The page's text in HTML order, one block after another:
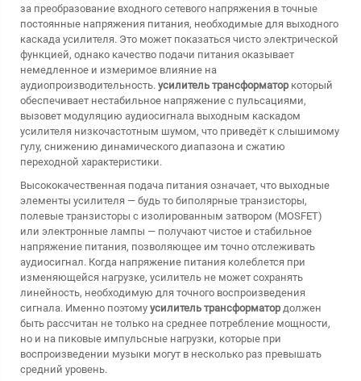
за преобразование входного сетевого напряжения в точные
постоянные напряжения питания, необходимые для выходного
каскада усилителя. Это может показаться чисто электрической
функцией, однако качество подачи питания оказывает
немедленное и измеримое влияние на
аудиопроизводительность. усилитель трансформатор который
обеспечивает нестабильное напряжение с пульсациями,
вызовет модуляцию аудиосигнала выходным каскадом
усилителя низкочастотным шумом, что приведёт к слышимому
гулу, снижению динамического диапазона и сжатию
переходной характеристики.
Высококачественная подача питания означает, что выходные
элементы усилителя — будь то биполярные транзисторы,
полевые транзисторы с изолированным затвором (MOSFET)
или электронные лампы — получают чистое и стабильное
напряжение питания, позволяющее им точно отслеживать
аудиосигнал. Когда напряжение питания колеблется при
изменяющейся нагрузке, усилитель не может сохранять
линейность, необходимую для точного воспроизведения
сигнала. Именно поэтому усилитель трансформатор должен
быть рассчитан не только на среднее потребление мощности,
но и на пиковые импульсные нагрузки, которые при
воспроизведении музыки могут в несколько раз превышать
средний уровень.